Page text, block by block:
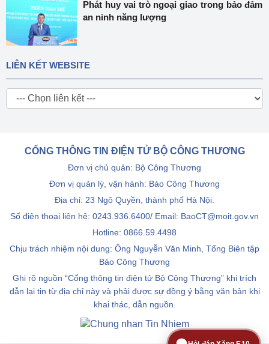
Phát huy vai trò ngoại giao trong bảo đảm
an ninh năng lượng
LIÊN KẾT WEBSITE
CỔNG THÔNG TIN ĐIỆN TỬ BỘ CÔNG THƯƠNG
Đơn vị chủ quản: Bộ Công Thương
Đơn vị quản lý, vận hành: Báo Công Thương
Địa chỉ: 23 Ngô Quyền, thành phố Hà Nội.
Số điện thoại liên hệ: 0243.936.6400/ Email: BaoCT@moit.gov.vn
Hotline: 0866.59.4498
Chịu trách nhiệm nội dung: Ông Nguyễn Văn Minh, Tổng Biên tập
Báo Công Thương
Ghi rõ nguồn “Cổng thông tin điện tử Bộ Công Thương” khi trích
dẫn lại tin từ địa chỉ này và phải được sự đồng ý bằng văn bản khi
khai thác, dẫn nguồn.